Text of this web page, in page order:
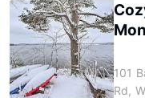
101
Rd,